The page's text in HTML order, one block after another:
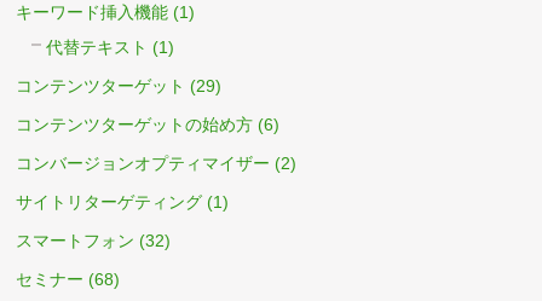
キーワード挿入機能 (1)
代替テキスト (1)
コンテンツターゲット (29)
コンテンツターゲットの始め方 (6)
コンバージョンオプティマイザー (2)
サイトリターゲティング (1)
スマートフォン (32)
セミナー (68)